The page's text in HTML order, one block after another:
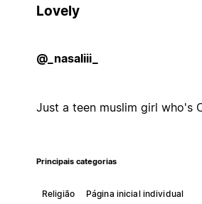
Lovely
@_nasaliii_
Just a teen muslim girl who's
Principais categorias
Religião
Página inicial individual